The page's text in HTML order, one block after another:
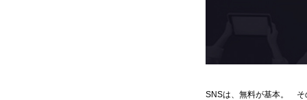
SNSは、無料が基本。 そ